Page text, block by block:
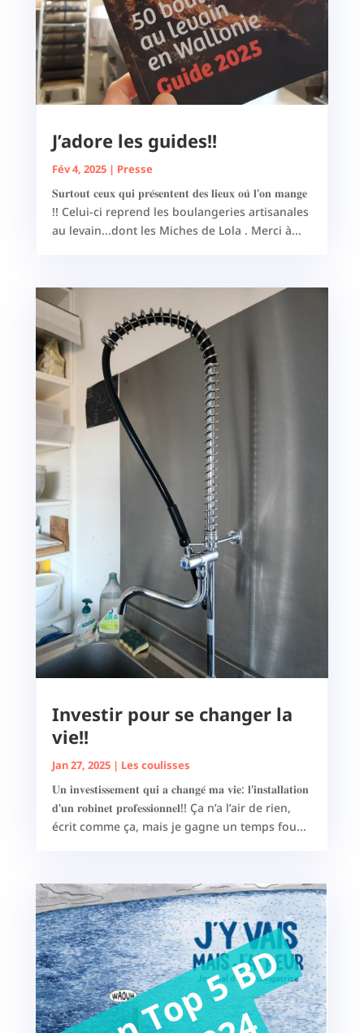
J’adore les guides!!
Fév 4, 2025| Presse
𝐒𝐮𝐫𝐭𝐨𝐮𝐭 𝐜𝐞𝐮𝐱 𝐪𝐮𝐢 𝐩𝐫𝐞́𝐬𝐞𝐧𝐭𝐞𝐧𝐭 𝐝𝐞𝐬 𝐥𝐢𝐞𝐮𝐱 𝐨𝐮̀ 𝐥'𝐨𝐧 𝐦𝐚𝐧𝐠𝐞
!! Celui-ci reprend les boulangeries artisanales
au levain...dont les Miches de Lola . Merci à...
Investir pour se changer la
vie!!
Jan 27, 2025| Les coulisses
𝐔𝐧 𝐢𝐧𝐯𝐞𝐬𝐭𝐢𝐬𝐬𝐞𝐦𝐞𝐧𝐭 𝐪𝐮𝐢 𝐚 𝐜𝐡𝐚𝐧𝐠𝐞́ 𝐦𝐚 𝐯𝐢𝐞: 𝐥'𝐢𝐧𝐬𝐭𝐚𝐥𝐥𝐚𝐭𝐢𝐨𝐧
𝐝'𝐮𝐧 𝐫𝐨𝐛𝐢𝐧𝐞𝐭 𝐩𝐫𝐨𝐟𝐞𝐬𝐬𝐢𝐨𝐧𝐧𝐞𝐥!! Ça n’a l’air de rien,
écrit comme ça, mais je gagne un temps fou...